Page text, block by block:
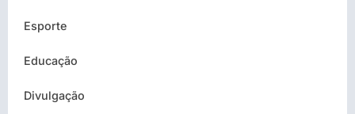
Esporte
Educação
Divulgação